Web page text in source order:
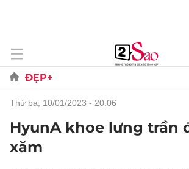
ĐẸP+
thứ ba, 10/01/2023 - 20:06
HyunA khoe lưng trần
xăm